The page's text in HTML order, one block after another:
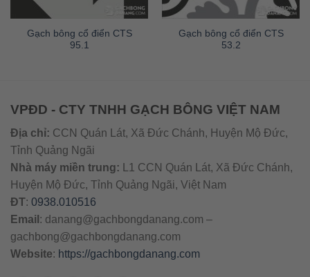
Gạch bông cổ điển CTS
95.1
Gạch bông cổ điển CTS
53.2
VPĐD - CTY TNHH GẠCH BÔNG VIỆT NAM
Địa chỉ: CCN Quán Lát, Xã Đức Chánh, Huyện Mộ Đức,
Tỉnh Quảng Ngãi
Nhà máy miền trung: L1 CCN Quán Lát, Xã Đức Chánh,
Huyện Mộ Đức, Tỉnh Quảng Ngãi, Việt Nam
ĐT: 0938.010516
Email : danang@gachbongdanang.com –
gachbong@gachbongdanang.com
Website: https://gachbongdanang.com